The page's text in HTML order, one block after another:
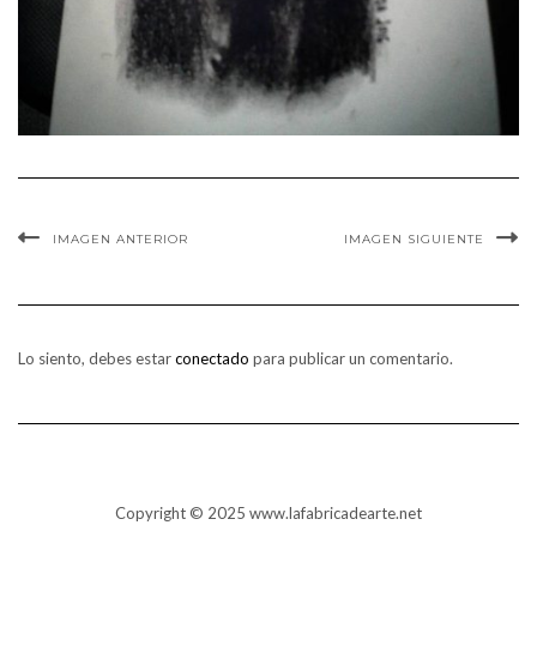
IMAGEN ANTERIOR IMAGEN SIGUIENTE
Lo siento, debes estarconectado para publicar un comentario.
Copyright © 2025 www.lafabricadearte.net